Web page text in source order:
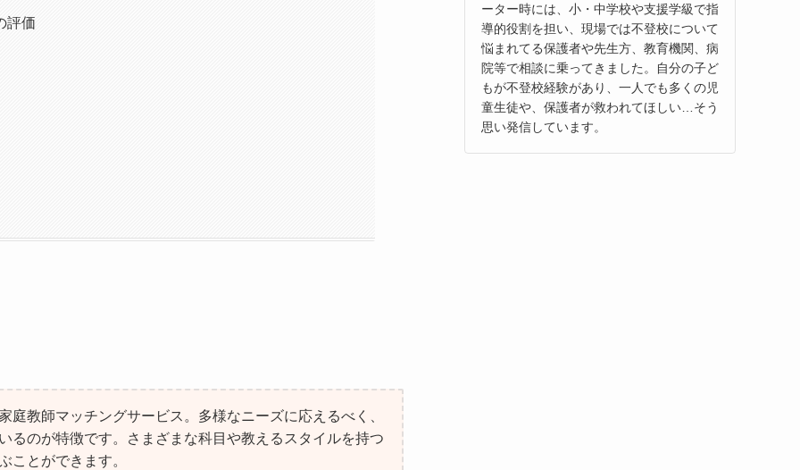
評価
庭教師マッチングサービス。多様なニーズに応えるべく、
るのが特徴です。さまざまな科目や教えるスタイルを持つ
ことができます。
ーター時には、小・中学校や支援学級で指
導的役割を担い、現場では不登校について
悩まれてる保護者や先生方、教育機関、病
院等で相談に乗ってきました。自分の子ど
もが不登校経験があり、一人でも多くの児
童生徒や、保護者が救われてほしい…そう
思い発信しています。